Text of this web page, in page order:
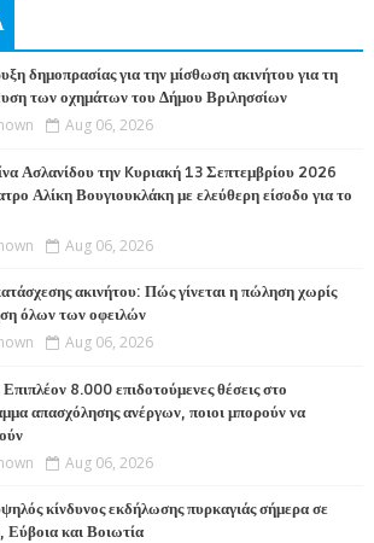
δημοπρασίας για την μίσθωση ακινήτου για τη
των οχημάτων του Δήμου Βριλησσίων
Aug 06, 2026
Ασλανίδου την Kυριακή 13 Σεπτεμβρίου 2026
Αλίκη Βουγιουκλάκη με ελεύθερη είσοδο για το
Aug 06, 2026
ακινήτου: Πώς γίνεται η πώληση χωρίς
όλων των οφειλών
Aug 06, 2026
8.000 επιδοτούμενες θέσεις στο
απασχόλησης ανέργων, ποιοι μπορούν να
Aug 06, 2026
κίνδυνος εκδήλωσης πυρκαγιάς σήμερα σε
Εύβοια και Βοιωτία